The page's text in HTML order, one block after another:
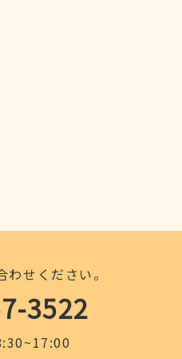
せください。
3522